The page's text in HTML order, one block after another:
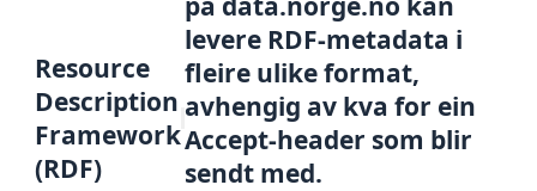
Resource
Description
Framework
(RDF)
levere RDF-metadata i
fleire ulike format,
avhengig av kva for ein
Accept-header som blir
sendt med.